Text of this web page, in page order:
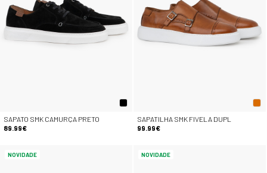
SAPATO SMK CAMURÇA PRETO
89.99€
SAPATILHA SMK FIVELA DUPL
99.99€
NOVIDADE NOVIDADE